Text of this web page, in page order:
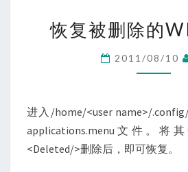
复
删
WINE
菜
恢复被删除的
2011/08/10
进入/home/<user name>/
applications.menu文件。将
<Deleted/>删除后，即可恢复。